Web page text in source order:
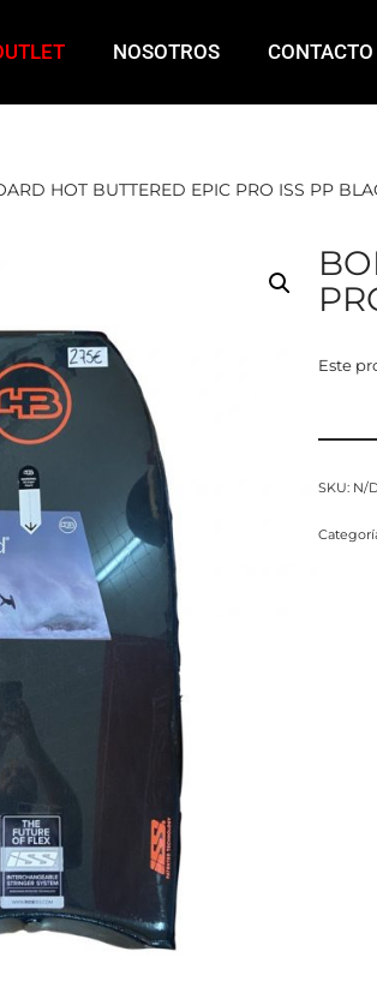
NOSOTROS CONTACTO
HOT BUTTERED EPIC PRO ISS PP
Este
SKU: N/